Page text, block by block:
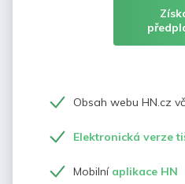
Obsah webu HN.cz
Elektronická verze
Mobilní aplikace HN